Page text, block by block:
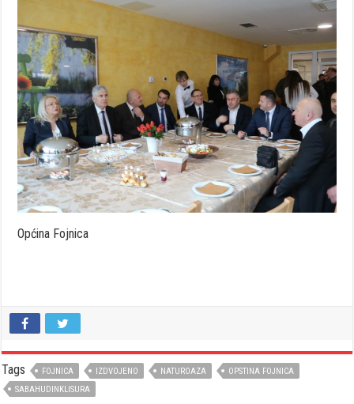
Općina Fojnica
Tags FOJNICA IZDVOJENO NATUROAZA
OPSTINA FOJNICA
SABAHUDINKLISURA